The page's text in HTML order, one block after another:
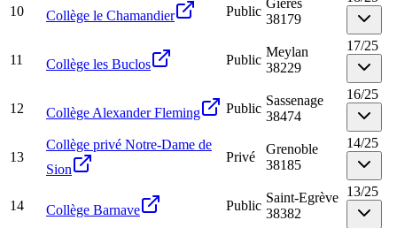
10 Collège le Chamandier Public
38179
11 Collège les Buclos Public
Meylan
38229
17/25
12 Collège Alexander Fleming Public
Sassenage
38474
16/25
13
Collège privé Notre-Dame de
Sion
Privé
Grenoble
38185
14/25
14 Collège Barnave Public
Saint-Egrève
38382
13/25